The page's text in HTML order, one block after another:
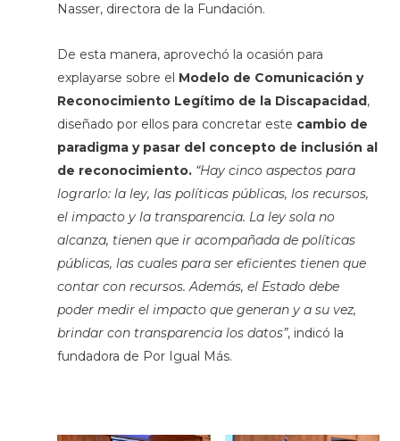
Nasser, directora de la Fundación.
De esta manera, aprovechó la ocasión para
explayarse sobre el Modelo de Comunicación y
Reconocimiento Legítimo de la Discapacidad,
diseñado por ellos para concretar este cambio de
paradigma y pasar del concepto de inclusión al
de reconocimiento. “Hay cinco aspectos para
lograrlo: la ley, las políticas públicas, los recursos,
el impacto y la transparencia. La ley sola no
alcanza, tienen que ir acompañada de políticas
públicas, las cuales para ser eficientes tienen que
contar con recursos. Además, el Estado debe
poder medir el impacto que generan y a su vez,
brindar con transparencia los datos”, indicó la
fundadora de Por Igual Más.